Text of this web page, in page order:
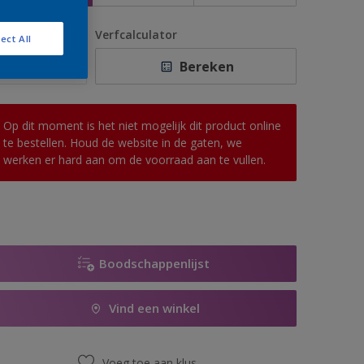
Verfcalculator
Bereken
Op dit moment is het niet mogelijk dit product online
te bestellen. Houd de website in de gaten, we
werken er hard aan om de voorraad aan te vullen.
Boodschappenlijst
Vind een winkel
All